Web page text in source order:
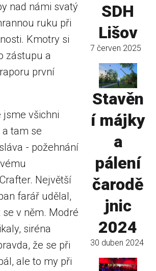
nad námi svatý
ruku při
Kmotry si
zástupu a
první
jsme všichni
tam se
- požehnání
Největší
farář udělal,
v něm. Modré
siréna
že se při
ale to my při
SDH
Lišov
7 červen 2025
Stavěn
í májky
a
pálení
čarodě
jnic
2024
30 duben 2024